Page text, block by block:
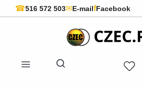
☎516 572 503✉E-mailfFacebook
Otwórz wyszukiwarkę